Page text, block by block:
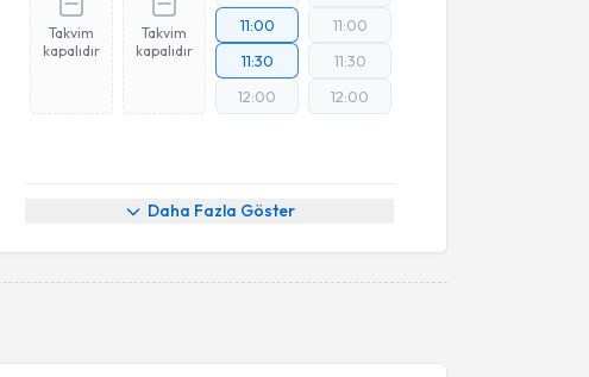
Takvim
kapalıdır
Takvim
kapalıdır
11:00
11:30
12:00
11:00
11:30
12:00
Daha Fazla Göster